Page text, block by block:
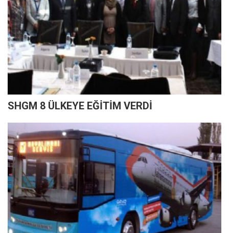
SHGM 8 ÜLKEYE EĞİTİM VERDİ